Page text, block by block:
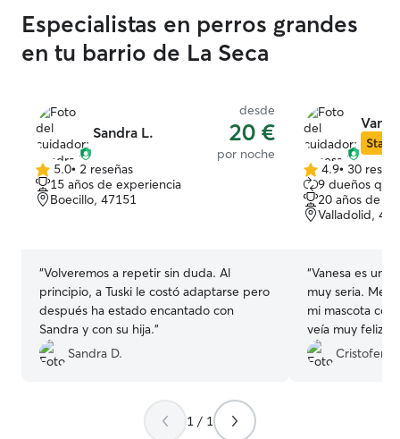
Especialistas en perros grandes
en tu barrio de La Seca
Sandra L.
desde
20 €
por noche
5.0
de
5
5.0• 2 reseñas
15 años de experiencia
Boecillo, 47151
“Volveremos a repetir sin duda. Al
principio, a Tuski le costó adaptarse pero
después ha estado encantado con
Sandra y con su hija.”
Sandra D.
Star
4.9
de
5
estrellas
4.9• 30
9 dueños
20 años de
Valladolid,
“Vanesa es una
muy seria. Me
mi mascota con
veía muy feliz y
ella.
Cristofer P.
1 / 1